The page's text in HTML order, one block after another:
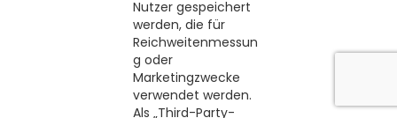
Nutzer gespeichert
werden, die für
Reichweitenmessun
g oder
Marketingzwecke
verwendet werden.
Als „Third-Party-